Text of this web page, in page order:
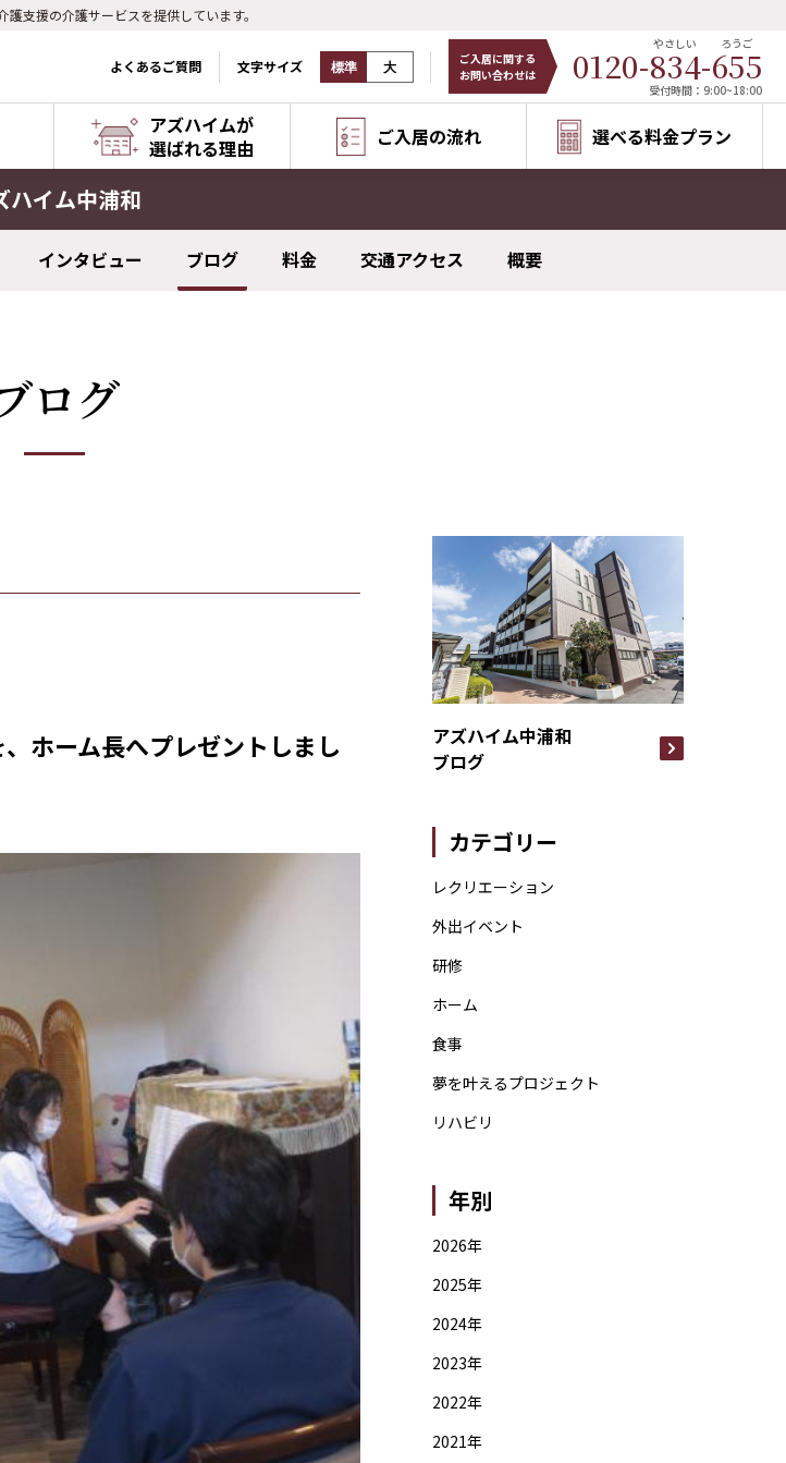
支援の介護サービスを提供しています。
よくあるご質問 文字サイズ 標準 大
ご入居に関する
お問い合わせは
0120-834
やさしい
-655
ろうご
受付時間：9:00~18:00
アズハイムが
選ばれる理由
ご入居の流れ 選べる料金プラン
ハイム中浦和
インタビュー ブログ 料金 交通アクセス 概要
ログ
ホーム長へプレゼントしまし
アズハイム中浦和
ブログ
カテゴリー
レクリエーション
外出イベント
研修
ホーム
食事
夢を叶えるプロジェクト
リハビリ
年別
2026年
2025年
2024年
2023年
2022年
2021年